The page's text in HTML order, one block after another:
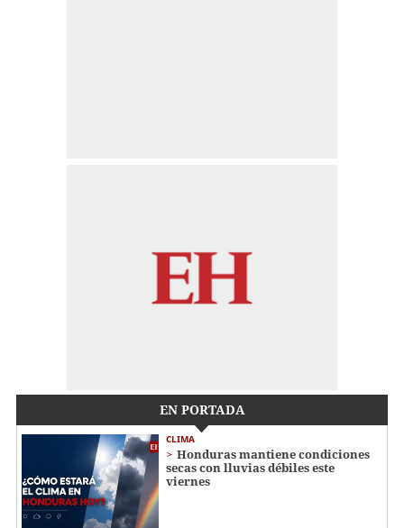
EN PORTADA
CLIMA
Honduras mantiene condiciones
secas con lluvias débiles este
viernes